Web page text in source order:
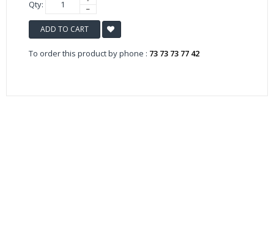
Qty:
ADD TO CART
To order this product by phone : 73 73 73 77 42